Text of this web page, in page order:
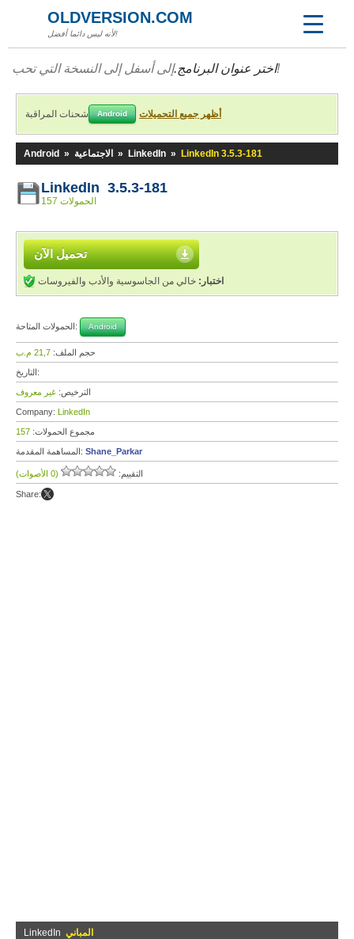
OLDVERSION.COM
لأنه ليس دائما أفضل!
اختر عنوان البرنامج.إلى أسفل إلى النسخة التي تحب!
شحنات المراقبة Android أظهر جميع التحميلات
Android » الاجتماعية » LinkedIn » LinkedIn 3.5.3-181
LinkedIn 3.5.3-181
157 الحمولات
تحميل الآن
اختبار: خالي من الجاسوسية والأدب والفيروسات
الحمولات المتاحة: Android
حجم الملف: 21,7 م.ب
التاريخ:
الترخيص: غير معروف
Company: LinkedIn
مجموع الحمولات: 157
المساهمة المقدمة: Shane_Parkar
التقييم: (0 الأصوات)
Share:
LinkedIn المباني